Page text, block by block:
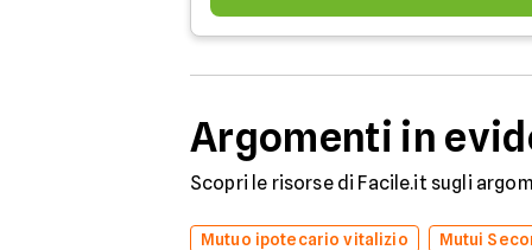
Argomenti in
Scopri le risorse di Facile.it sugli
Mutuo ipotecario vitalizio Mutui